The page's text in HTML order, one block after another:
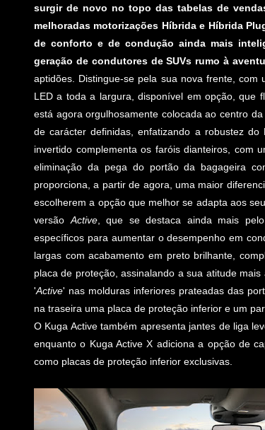
surgir de novo no topo das tabelas de
melhoradas motorizações Híbrida e Híbrida
de conforto e de condução ainda mais
geração de condutores de SUVs rumo à
aptidões. Distingue-se pela sua nova frente,
LED a toda a largura, disponível em opção, que
está agora orgulhosamente colocada ao centro
de carácter definidas, enfatizando a robustez
invertido complementa os faróis dianteiros, com
eliminação da pega do portão da bagageira
proporciona, a partir de agora, uma maior
escolherem a opção que melhor se adapta aos
versão Active, que se destaca ainda mais
específicos para aumentar o desempenho em
largas com acabamento em preto brilhante,
placa de proteção, assinalando a sua atitude
'Active' nas molduras inferiores prateadas das
na traseira uma placa de proteção inferior e um
O Kuga Active também apresenta jantes de liga
enquanto o Kuga Active X adiciona a opção de
como placas de proteção inferior exclusivas.